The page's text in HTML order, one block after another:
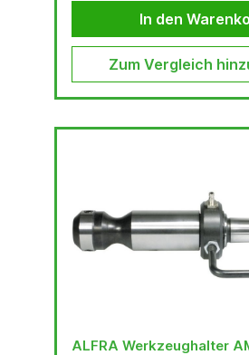
In den
Zum Vergleich
ALFRA Werkzeughalter